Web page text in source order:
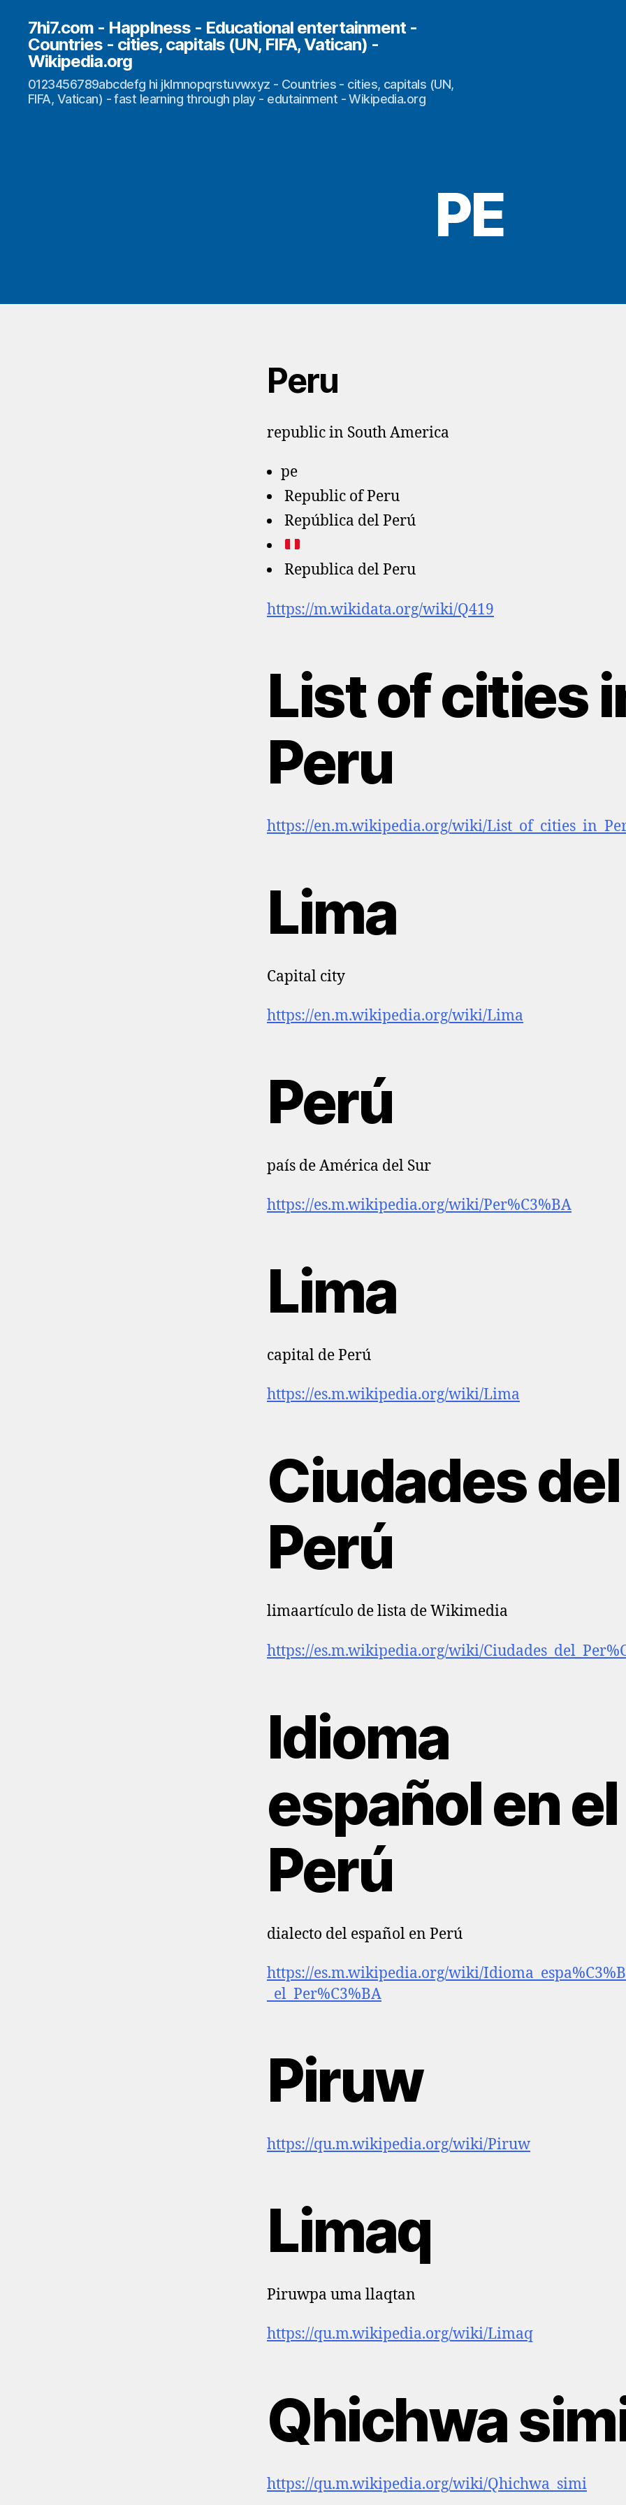
7hi7.com - HappIness - Educational entertainment -
Countries - cities, capitals (UN, FIFA, Vatican) -
Wikipedia.org
0123456789abcdefg hi jklmnopqrstuvwxyz - Countries - cities, capitals (UN,
FIFA, Vatican) - fast learning through play - edutainment - Wikipedia.org
PE
Peru
republic in South America
pe
Republic of Peru
República del Perú
Republica del Peru
https://m.wikidata.org/wiki/Q419
List of cities
Peru
https://en.m.wikipedia.org/wiki/
Lima
Capital city
https://en.m.wikipedia.org/wiki/Lima
Perú
país de América del Sur
https://es.m.wikipedia.org/wiki/Per%C3%BA
Lima
capital de Perú
https://es.m.wikipedia.org/wiki/Lima
Ciudades del
Perú
limaartículo de lista de Wikimedia
https://es.m.wikipedia.org/wiki/
Idioma
español en el
Perú
dialecto del español en Perú
https://es.m.wikipedia.org/wiki/
_el_Per%C3%BA
Piruw
https://qu.m.wikipedia.org/wiki/Piruw
Limaq
Piruwpa uma llaqtan
https://qu.m.wikipedia.org/wiki/Limaq
Qhichwa
https://qu.m.wikipedia.org/wiki/Qhichwa_simi